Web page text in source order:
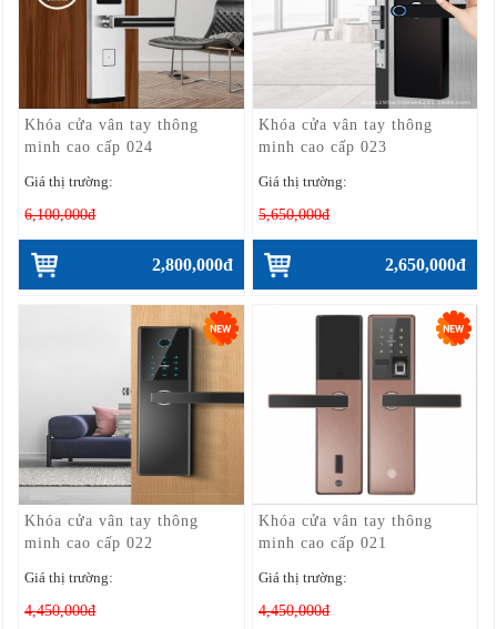
Khóa cửa vân tay thông
minh cao cấp 024
Giá thị trường:
6,100,000đ
2,800,000đ
Khóa cửa vân tay thông
minh cao cấp 023
Giá thị trường:
5,650,000đ
2,650,000đ
Khóa cửa vân tay thông
minh cao cấp 022
Giá thị trường:
4,450,000đ
Khóa cửa vân tay thông
minh cao cấp 021
Giá thị trường:
4,450,000đ